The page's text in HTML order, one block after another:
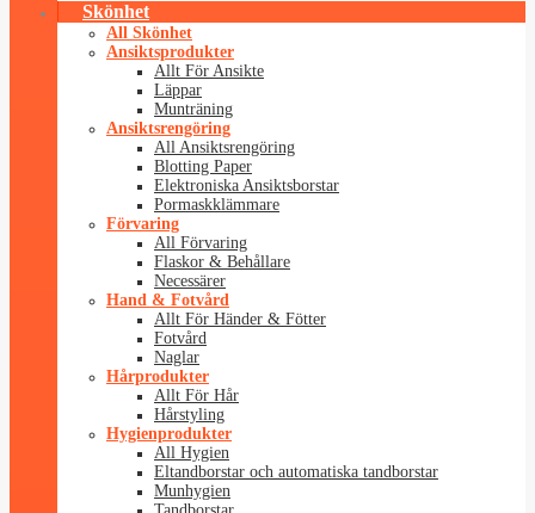
Skönhet
All Skönhet
Ansiktsprodukter
Allt För Ansikte
Läppar
Munträning
Ansiktsrengöring
All Ansiktsrengöring
Blotting Paper
Elektroniska Ansiktsborstar
Pormaskklämmare
Förvaring
All Förvaring
Flaskor & Behållare
Necessärer
Hand & Fotvård
Allt För Händer & Fötter
Fotvård
Naglar
Hårprodukter
Allt För Hår
Hårstyling
Hygienprodukter
All Hygien
Eltandborstar och automatiska tandborstar
Munhygien